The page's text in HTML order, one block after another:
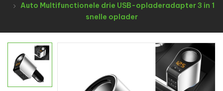
Auto Multifunctionele drie USB-opladeradapter 3 in 1
snelle oplader